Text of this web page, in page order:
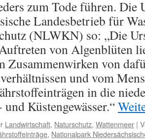
zum Tode führen. Die
Landesbetrieb für
(NLWKN) so: „Die
von Algenblüten
Zusammenwirken von
und vom
in die
Küstengewässer.“
Landwirtschaft, Naturschutz, Wattenmeer |
, Nationalpark